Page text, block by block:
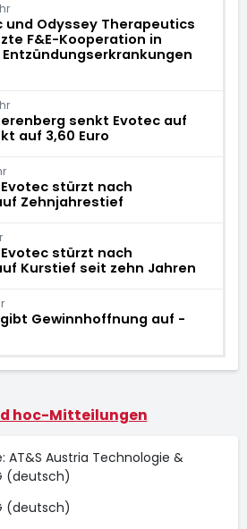
und Odyssey Therapeutics
F&E-Kooperation in
senkt Evotec auf
auf 3,60 Euro
Evotec stürzt nach
Zehnjahrestief
Evotec stürzt nach
Kurstief seit zehn Jahren
gibt Gewinnhoffnung auf -
hoc-Mitteilungen
AT&S Austria Technologie &
(deutsch)
(deutsch)